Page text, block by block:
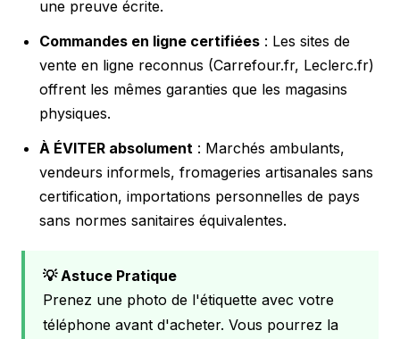
une preuve écrite.
Commandes en ligne certifiées : Les sites de
vente en ligne reconnus (Carrefour.fr, Leclerc.fr)
offrent les mêmes garanties que les magasins
physiques.
À ÉVITER absolument : Marchés ambulants,
vendeurs informels, fromageries artisanales sans
certification, importations personnelles de pays
sans normes sanitaires équivalentes.
💡 Astuce Pratique
Prenez une photo de l'étiquette avec votre
téléphone avant d'acheter. Vous pourrez la